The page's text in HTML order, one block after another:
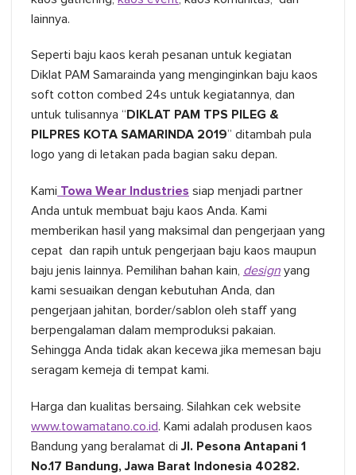
lainnya.
Seperti baju kaos kerah pesanan untuk kegiatan
Diklat PAM Samarainda yang menginginkan baju kaos
soft cotton combed 24s untuk kegiatannya, dan
untuk tulisannya “DIKLAT PAM TPS PILEG &
PILPRES KOTA SAMARINDA 2019” ditambah pula
logo yang di letakan pada bagian saku depan.
Kami Towa Wear Industries siap menjadi partner
Anda untuk membuat baju kaos Anda. Kami
memberikan hasil yang maksimal dan pengerjaan yang
cepat dan rapih untuk pengerjaan baju kaos maupun
baju jenis lainnya. Pemilihan bahan kain, design yang
kami sesuaikan dengan kebutuhan Anda, dan
pengerjaan jahitan, border/sablon oleh staff yang
berpengalaman dalam memproduksi pakaian.
Sehingga Anda tidak akan kecewa jika memesan baju
seragam kemeja di tempat kami.
Harga dan kualitas bersaing. Silahkan cek website
www.towamatano.co.id. Kami adalah produsen kaos
Bandung yang beralamat diJl. Pesona Antapani 1
No.17 Bandung, Jawa Barat Indonesia 40282.